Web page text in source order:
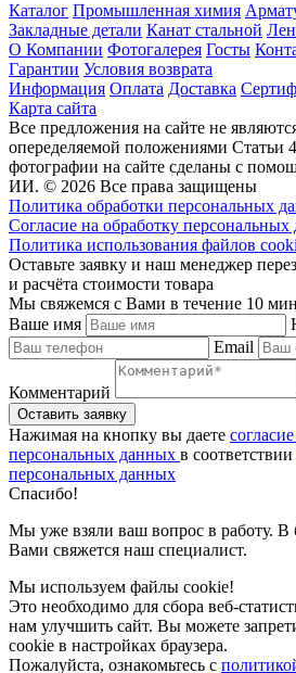
Каталог Промышленная химия
Закладные детали Канат стальной
О Компании Фотогалерея Госты
Гарантии Условия возврата
Информация Оплата Доставка
Карта сайта
Все предложения на сайте не
опеределяемой положениями
фотографии на сайте сделаны с
ИИ. © 2026 Все права защищены
Политика обработки персональных
Согласие на обработку
Политика использования файлов
Оставьте заявку и наш менеджер
и расчёта стоимости товара
Мы свяжемся с Вами в течение 10
Ваше имя
Email
Комментарий
Нажимая на кнопку вы даете
персональных данных в соответствии
персональных данных
Спасибо!
Мы уже взяли ваш вопрос в работу. В
Вами свяжется наш специалист.
Мы используем файлы cookie!
Это необходимо для сбора веб-
нам улучшить сайт. Вы можете
cookie в настройках браузера.
Пожалуйста, ознакомьтесь с